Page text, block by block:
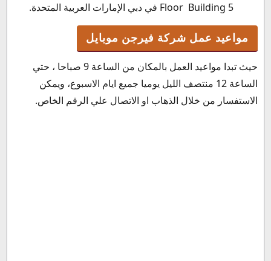
Floor Building 5 في دبي الإمارات العربية المتحدة.
مواعيد عمل شركة فيرجن موبايل
حيث تبدا مواعيد العمل بالمكان من الساعة 9 صباحا ، حتي
الساعة 12 منتصف الليل يوميا جميع ايام الاسبوع، ويمكن
الاستفسار من خلال الذهاب او الاتصال علي الرقم الخاص.